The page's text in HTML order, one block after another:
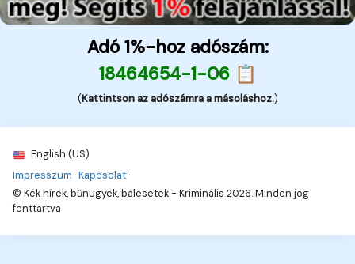
Adó 1%-hoz adószám:
18464654-1-06 📋
(Kattintson az adószámra a másoláshoz.)
English (US)
Impresszum ·Kapcsolat ·
© Kék hírek, bűnügyek, balesetek - Kriminális 2026. Minden jog
fenttartva